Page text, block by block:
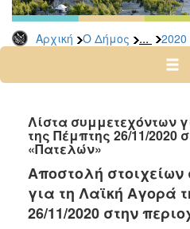
Αρχική Ο Δήμος ... 2020
Αρχείο
2026
2024
2022
2021
2020
2019
Λίστα συμμετεχόντων
της Πέμπτης 26/11/2020
«Πατελών»
Αποστολή
για τη Λαϊκή Αγορά
26/11/2020 στην